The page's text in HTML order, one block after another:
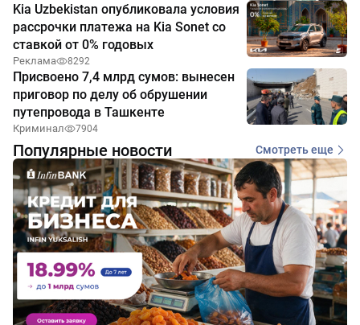
Kia Uzbekistan опубликовала условия
рассрочки платежа на Kia Sonet со
ставкой от 0% годовых
Реклама 8292
Присвоено 7,4 млрд сумов: вынесен
приговор по делу об обрушении
путепровода в Ташкенте
Криминал 7904
Популярные новости Смотреть еще